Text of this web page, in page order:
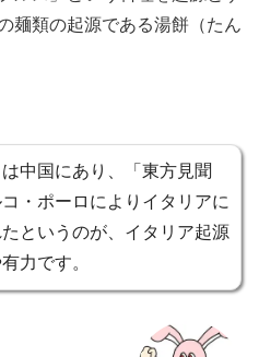
麺類の起源である湯餅（たん
中国にあり、「東方見聞
・ポーロによりイタリアに
というのが、イタリア起源
力です。